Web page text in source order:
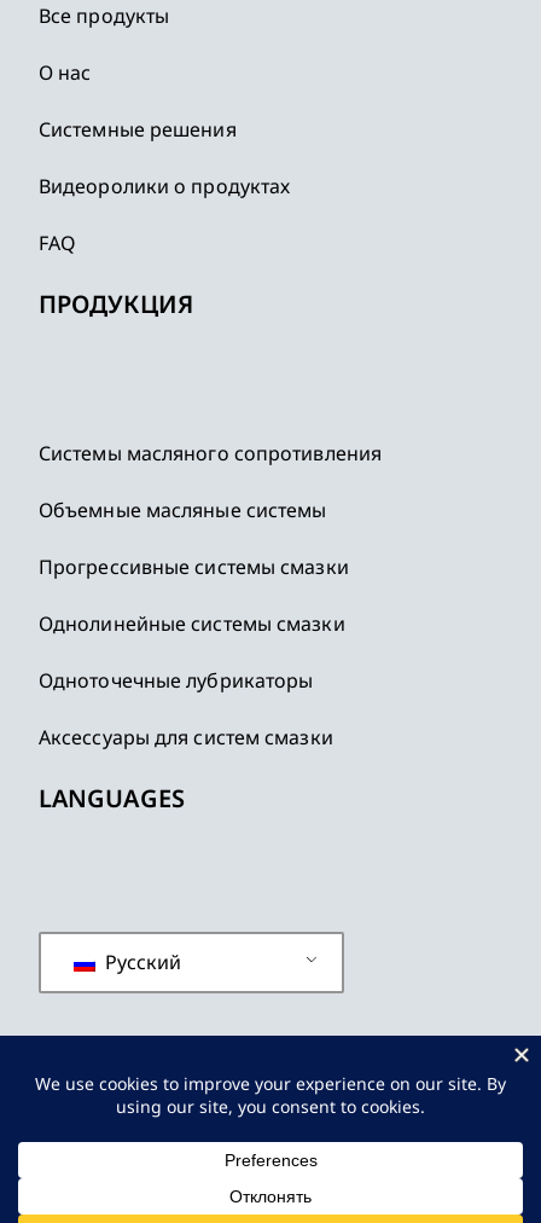
Все продукты
О нас
Системные решения
Видеоролики о продуктах
FAQ
ПРОДУКЦИЯ
Системы масляного сопротивления
Объемные масляные системы
Прогрессивные системы смазки
Однолинейные системы смазки
Одноточечные лубрикаторы
Аксессуары для систем смазки
LANGUAGES
Русский
политика конфиденциальности
Условия и положения
Карта сайта
JINPINLUBВсе Права Защищены.